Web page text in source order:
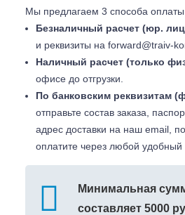
Мы предлагаем 3 способа
Безналичный расчет (юр.
и реквизиты на forward@traiv-
Наличный расчет (только
офисе до отгрузки.
По банковским реквизитам
отправьте состав заказа,
адрес доставки на наш email,
оплатите через любой удобный
Минимальная
составляет 5000